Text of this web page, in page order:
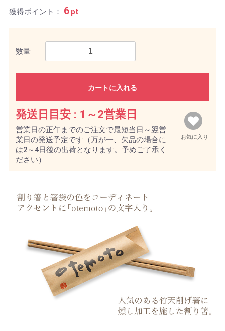
獲得ポイント： 6 pt
数量
カートに入れる
お気に入り
発送日目安 : 1～2営業日
営業日の正午までのご注文で最短当日～翌営
業日の発送予定です（万が一、欠品の場合に
は2～4日後の出荷となります。予めご了承く
ださい）